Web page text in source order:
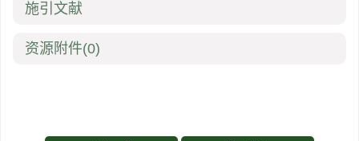
施引文献
资源附件(0)